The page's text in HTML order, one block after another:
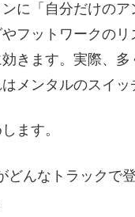
に「自分だけの
フットワークの
きます。実際、
メンタルのスイッ
ます。
どんなトラックで